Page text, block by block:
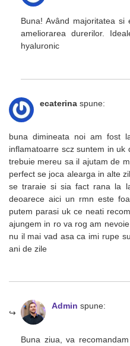
Buna! Având majoritatea
ameliorarea durerilor.
hyaluronic
ecaterina spune:
buna dimineata noi am fost
inflamatoarre scz suntem in
trebuie mereu sa il ajutam de
perfect se joca alearga in alte
se traraie si sia fact rana la
deoarece aici un rmn este
putem parasi uk ce neati
ajungem in ro va rog am
nu il mai vad asa ca imi rupe
ani de zile
Admin spune:
Buna ziua, va